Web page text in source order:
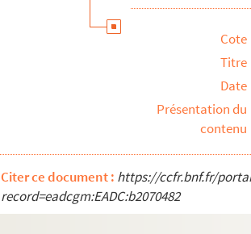
Cote
Titre
Date
Présentation du
contenu
Citer ce document : https://ccfr.bnf.fr/
record=eadcgm:EADC:b2070482